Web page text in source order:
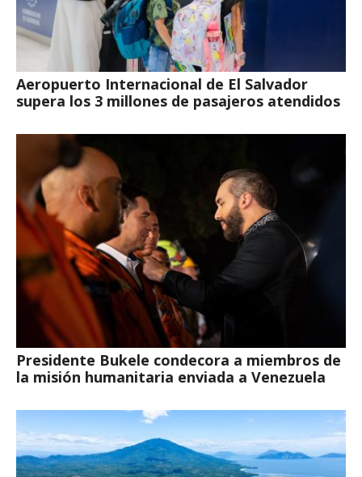
Aeropuerto Internacional de El Salvador
supera los 3 millones de pasajeros atendidos
Presidente Bukele condecora a miembros de
la misión humanitaria enviada a Venezuela